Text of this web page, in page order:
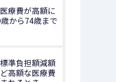
療費が高額に
から74歳まで
準負担額減額
高額な医療費